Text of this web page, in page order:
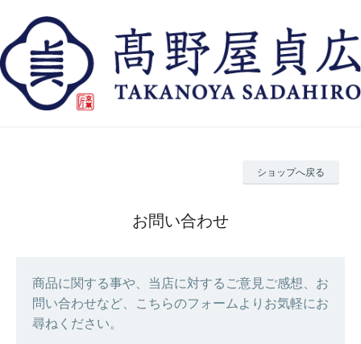
ショップへ戻る
お問い合わせ
商品に関する事や、当店に対するご意見ご感想、お
問い合わせなど、こちらのフォームよりお気軽にお
尋ねください。